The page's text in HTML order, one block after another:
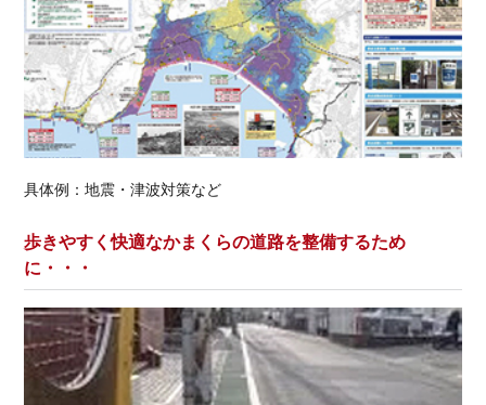
具体例：地震・津波対策など
歩きやすく快適なかまくらの道路を整備するため
に・・・